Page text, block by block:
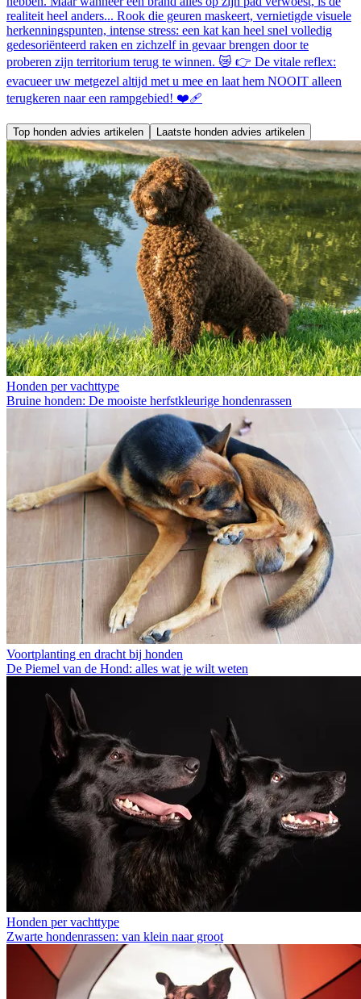
realiteit heel anders... Rook die geuren maskeert, vernietigde visuele
herkenningspunten, intense stress: een kat kan heel snel volledig
gedesoriënteerd raken en zichzelf in gevaar brengen door te
proberen zijn territorium terug te winnen. 😿 👉 De vitale reflex:
evacueer uw metgezel altijd met u mee en laat hem NOOIT alleen
terugkeren naar een rampgebied! ❤️‍🩹
Top honden advies artikelen Laatste honden advies artikelen
Honden per vachttype
Bruine honden: De mooiste herfstkleurige hondenrassen
Voortplanting en dracht bij honden
De Piemel van de Hond: alles wat je wilt weten
Honden per vachttype
Zwarte hondenrassen: van klein naar groot